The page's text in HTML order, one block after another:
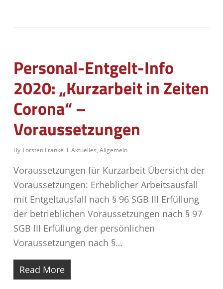
Personal-Entgelt-Info
2020: „Kurzarbeit in Zeiten
Corona“ –
Voraussetzungen
ByTorsten Franke Aktuelles, Allgemein
Voraussetzungen für Kurzarbeit Übersicht der
Voraussetzungen: Erheblicher Arbeitsausfall
mit Entgeltausfall nach § 96 SGB III Erfüllung
der betrieblichen Voraussetzungen nach § 97
SGB III Erfüllung der persönlichen
Voraussetzungen nach §…
Read More